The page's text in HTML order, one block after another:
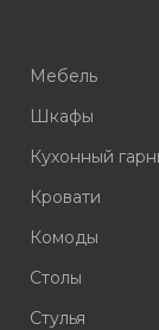
Мебель
Шкафы
Кухонный
Кровати
Комоды
Столы
Стулья